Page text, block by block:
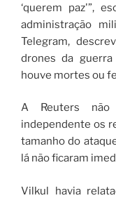
‘querem paz'”,
administração
Telegram,
drones da
houve mortes ou
A Reuters não
independente os
tamanho do
lá não ficaram
Vilkul havia